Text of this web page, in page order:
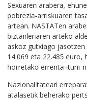
Sexuaren arabera,
pobrezia-arriskuaren
artean. NASTATen
biztanleriaren arteko
askoz gutxiago
14.069 eta 22.485 euro,
horretako errenta-iturri
Nazionalitateari
atalasetik beherako